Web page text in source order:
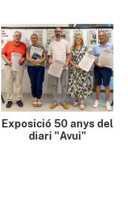
Exposició 50 anys del
diari "Avui"